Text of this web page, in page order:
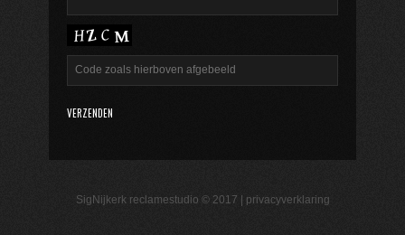
SigNijkerk reclamestudio © 2017 | privacyverklaring